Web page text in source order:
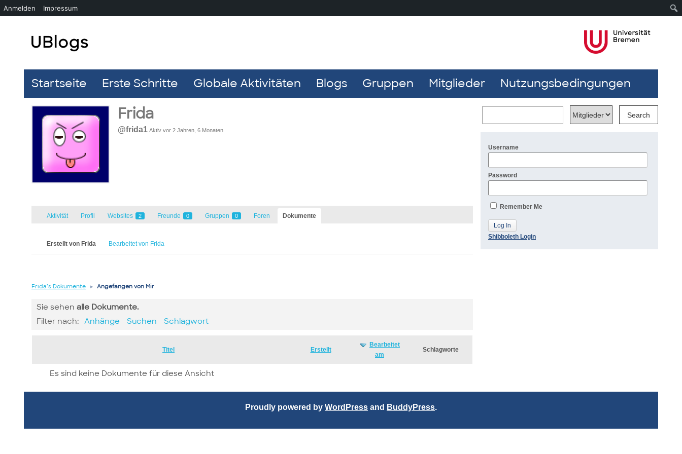
Startseite Erste Schritte Globale Aktivitäten Blogs Gruppen Mitglieder Nutzungsbedingungen
Frida
@frida1 Aktiv vor 2 Jahren, 6 Monaten
Aktivität Profil Websites 2 Freunde 0 Gruppen 0 Foren Dokumente
Erstellt von Frida Bearbeitet von Frida
Frida’s Dokumente ▸ Angefangen von Mir
Sie sehen alle Dokumente.
Filter nach: Anhänge Suchen Schlagwort
Titel Erstellt
Bearbeitet
am
Schlagworte
Es sind keine Dokumente für diese Ansicht
Username
Password
Remember Me
Shibboleth Login
Proudly powered by WordPress and BuddyPress.
Anmelden Impressum